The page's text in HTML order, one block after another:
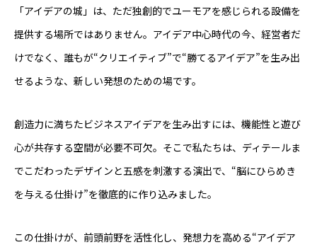
「アイデアの城」は、ただ独創的でユーモアを感じられる設備を
提供する場所ではありません。アイデア中心時代の今、経営者だ
けでなく、誰もが“クリエイティブ”で“勝てるアイデア”を生み出
せるような、新しい発想のための場です。
創造力に満ちたビジネスアイデアを生み出すには、機能性と遊び
心が共存する空間が必要不可欠。そこで私たちは、ディテールま
でこだわったデザインと五感を刺激する演出で、“脳にひらめき
を与える仕掛け”を徹底的に作り込みました。
この仕掛けが、前頭前野を活性化し、発想力を高める“アイデア